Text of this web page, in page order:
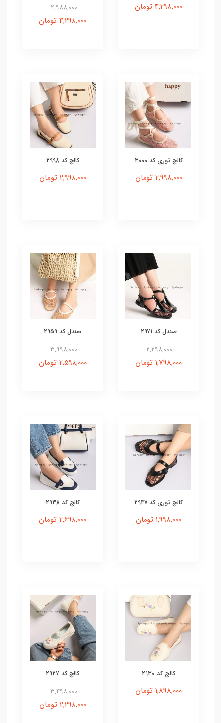
4,298,000 تومان 2,988,000
4,298,000 تومان
کالج توری کد 3000
2,998,000 تومان
کالج کد 2998
2,998,000 تومان
صندل کد 2971
2,298,000
1,798,000 تومان
صندل کد 2959
3,998,000
2,598,000 تومان
کالج توری کد 2947
1,998,000 تومان
کالج کد 2938
2,698,000 تومان
کالج کد 2930
1,898,000 تومان
کالج کد 2927
3,498,000
2,298,000 تومان